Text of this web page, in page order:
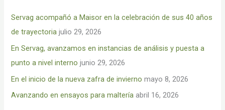
p
o
r
:
Servag acompañó a Maisor en la celebración de sus 40 años
de trayectoria julio 29, 2026
En Servag, avanzamos en instancias de análisis y puesta a
punto a nivel interno junio 29, 2026
En el inicio de la nueva zafra de invierno mayo 8, 2026
Avanzando en ensayos para maltería abril 16, 2026